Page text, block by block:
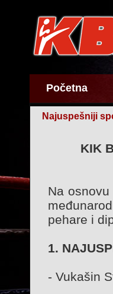
Početna
Najuspešniji
KIK
Na
pehare i
1.
- Vukašin